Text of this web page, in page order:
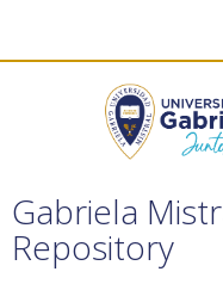
Gabriela
Repository